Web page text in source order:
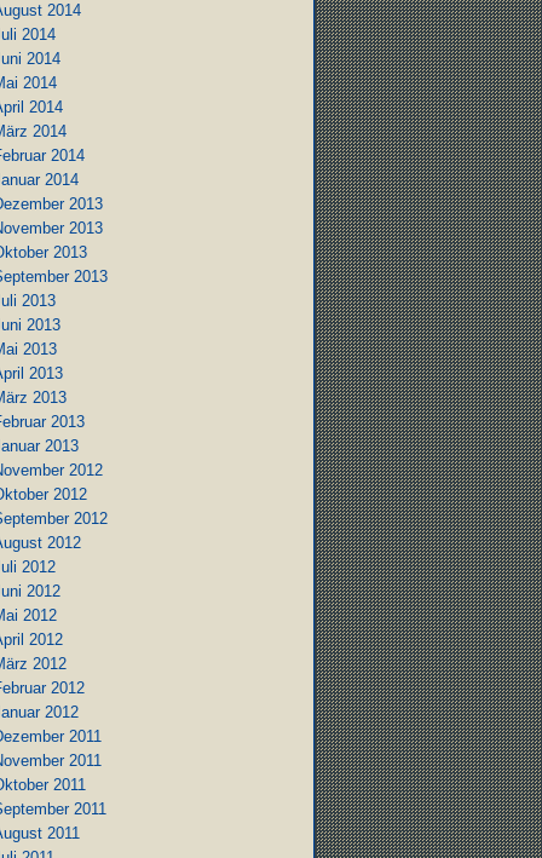
2014
2014
2014
2014
2014
2014
2014
2014
2013
2013
2013
2013
2013
2013
2013
2013
2013
2013
2013
2012
2012
2012
2012
2012
2012
2012
2012
2012
2012
2012
2011
2011
2011
2011
2011